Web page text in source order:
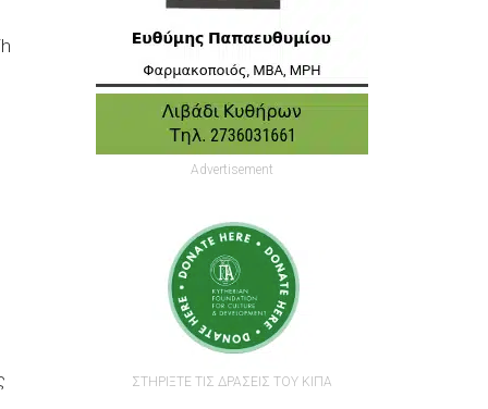
Advertisement
ΣΤΗΡΙΞΤΕ ΤΙΣ ΔΡΑΣΕΙΣ ΤΟΥ ΚΙΠΑ